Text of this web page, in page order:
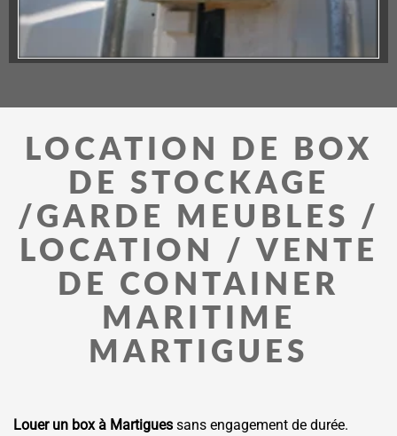
LOCATION DE BOX
DE STOCKAGE
/GARDE MEUBLES /
LOCATION / VENTE
DE CONTAINER
MARITIME
MARTIGUES
Louer un box à Martigues sans engagement de durée.